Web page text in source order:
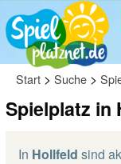
Start > Suche >
Spielplatz in
In Hollfeld sind